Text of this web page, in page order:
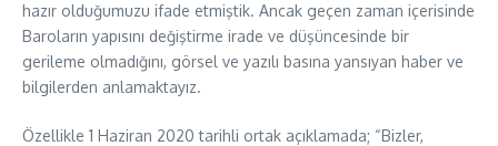
hazır olduğumuzu ifade etmiştik. Ancak geçen zaman içerisinde
Baroların yapısını değiştirme irade ve düşüncesinde bir
gerileme olmadığını, görsel ve yazılı basına yansıyan haber ve
bilgilerden anlamaktayız.
Özellikle 1 Haziran 2020 tarihli ortak açıklamada; “Bizler,